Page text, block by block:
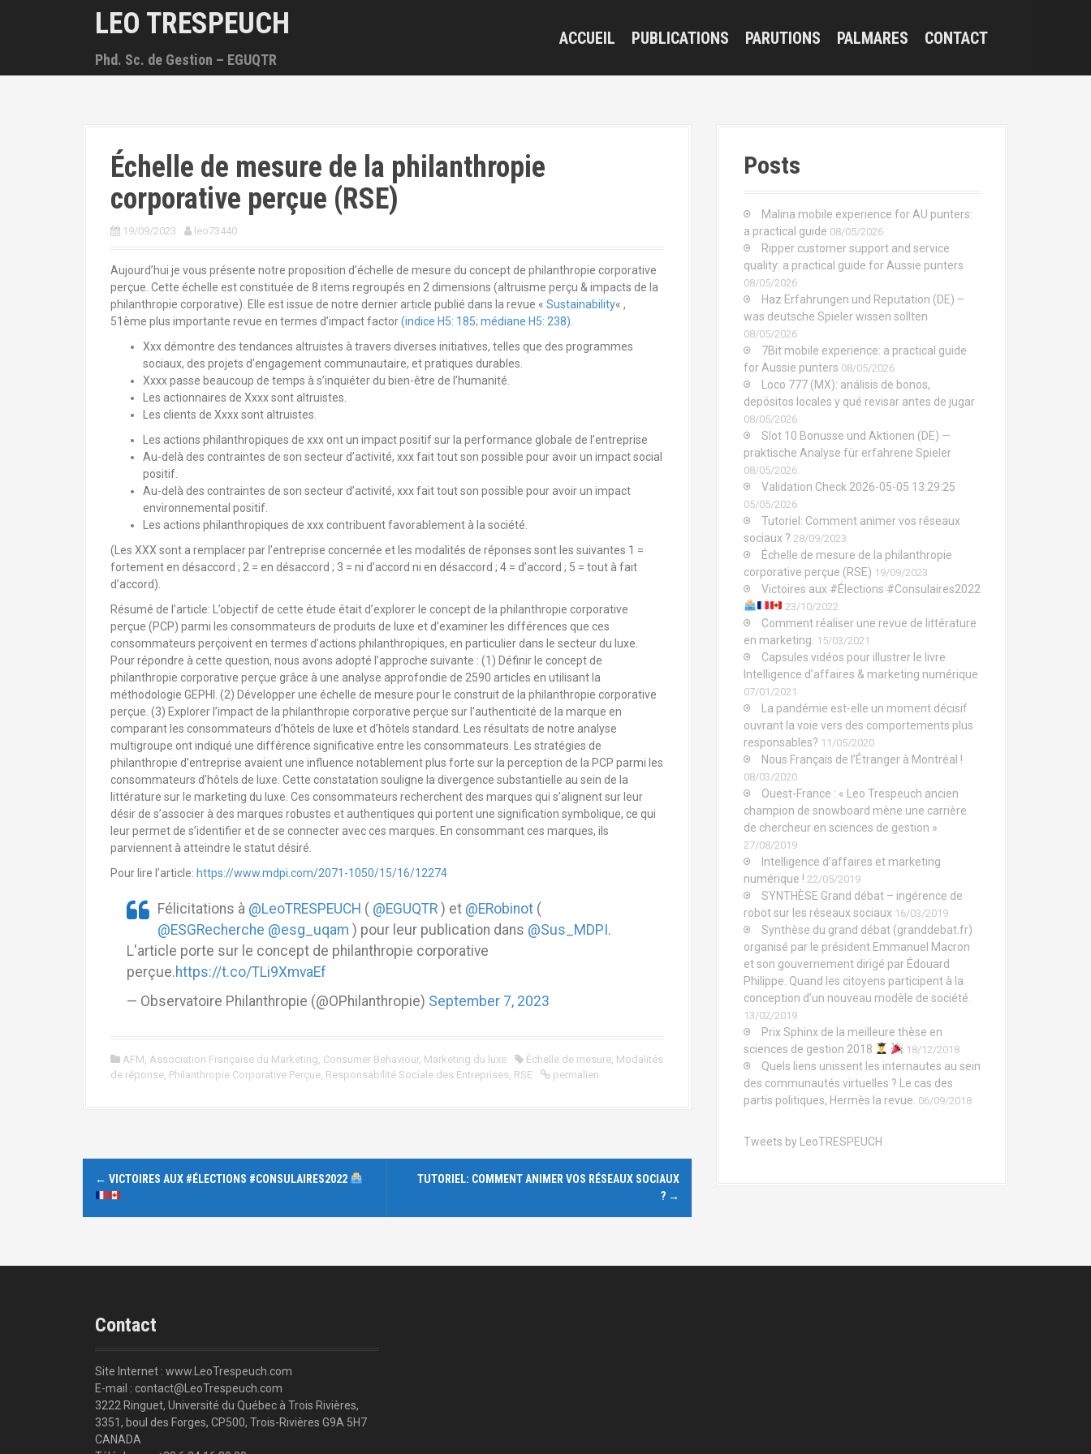
r
LEO TRESPEUCH
Phd. Sc. de Gestion – EGUQTR
ACCUEIL PUBLICATIONS PARUTIONS PALMARES CONTACT
Échelle de mesure de la philanthropie
corporative perçue (RSE)
19/09/2023 leo73440
Aujourd’hui je vous présente notre proposition d’échelle de mesure du concept de philanthropie corporative
perçue. Cette échelle est constituée de 8 items regroupés en 2 dimensions (altruisme perçu & impacts de la
philanthropie corporative). Elle est issue de notre dernier article publié dans la revue « Sustainability« ,
51ème plus importante revue en termes d’impact factor(indice H5: 185; médiane H5: 238).
Xxx démontre des tendances altruistes à travers diverses initiatives, telles que des programmes
sociaux, des projets d’engagement communautaire, et pratiques durables.
Xxxx passe beaucoup de temps à s’inquiéter du bien-être de l’humanité.
Les actionnaires de Xxxx sont altruistes.
Les clients de Xxxx sont altruistes.
Les actions philanthropiques de xxx ont un impact positif sur la performance globale de l’entreprise
Au-delà des contraintes de son secteur d’activité, xxx fait tout son possible pour avoir un impact social
positif.
Au-delà des contraintes de son secteur d’activité, xxx fait tout son possible pour avoir un impact
environnemental positif.
Les actions philanthropiques de xxx contribuent favorablement à la société.
(Les XXX sont a remplacer par l’entreprise concernée et les modalités de réponses sont les suivantes 1 =
fortement en désaccord ; 2 = en désaccord ; 3 = ni d’accord ni en désaccord ; 4 = d’accord ; 5 = tout à fait
d’accord).
Résumé de l’article: L’objectif de cette étude était d’explorer le concept de la philanthropie corporative
perçue (PCP) parmi les consommateurs de produits de luxe et d’examiner les différences que ces
consommateurs perçoivent en termes d’actions philanthropiques, en particulier dans le secteur du luxe.
Pour répondre à cette question, nous avons adopté l’approche suivante : (1) Définir le concept de
philanthropie corporative perçue grâce à une analyse approfondie de 2590 articles en utilisant la
méthodologie GEPHI. (2) Développer une échelle de mesure pour le construit de la philanthropie corporative
perçue. (3) Explorer l’impact de la philanthropie corporative perçue sur l’authenticité de la marque en
comparant les consommateurs d’hôtels de luxe et d’hôtels standard. Les résultats de notre analyse
multigroupe ont indiqué une différence significative entre les consommateurs. Les stratégies de
philanthropie d’entreprise avaient une influence notablement plus forte sur la perception de la PCP parmi les
consommateurs d’hôtels de luxe. Cette constatation souligne la divergence substantielle au sein de la
littérature sur le marketing du luxe. Ces consommateurs recherchent des marques qui s’alignent sur leur
désir de s’associer à des marques robustes et authentiques qui portent une signification symbolique, ce qui
leur permet de s’identifier et de se connecter avec ces marques. En consommant ces marques, ils
parviennent à atteindre le statut désiré.
Pour lire l’article: https://www.mdpi.com/2071-1050/15/16/12274
Félicitations à @LeoTRESPEUCH ( @EGUQTR ) et @ERobinot (
@ESGRecherche @esg_uqam ) pour leur publication dans @Sus_MDPI .
L'article porte sur le concept de philanthropie corporative
perçue.https://t.co/TLi9XmvaEf
— Observatoire Philanthropie (@OPhilanthropie) September 7, 2023
AFM, Association Française du Marketing, Consumer Behaviour, Marketing du luxe Échelle de mesure, Modalités
de réponse, Philanthropie Corporative Perçue, Responsabilité Sociale des Entreprises, RSE permalien
N
i
← VICTOIRES AUX #ÉLECTIONS #CONSULAIRES2022
TUTORIEL: COMMENT ANIMER VOS RÉSEAUX SOCIAUX
? →
Posts
Malina mobile experience for AU punters:
a practical guide 08/05/2026
Ripper customer support and service
quality: a practical guide for Aussie punters
08/05/2026
Haz Erfahrungen und Reputation (DE) –
was deutsche Spieler wissen sollten
08/05/2026
7Bit mobile experience: a practical guide
for Aussie punters 08/05/2026
Loco 777 (MX): análisis de bonos,
depósitos locales y qué revisar antes de jugar
08/05/2026
Slot 10 Bonusse und Aktionen (DE) —
praktische Analyse für erfahrene Spieler
08/05/2026
Validation Check 2026-05-05 13:29:25
05/05/2026
Tutoriel: Comment animer vos réseaux
sociaux ? 28/09/2023
Échelle de mesure de la philanthropie
corporative perçue (RSE) 19/09/2023
Victoires aux #Élections #Consulaires2022
23/10/2022
Comment réaliser une revue de littérature
en marketing. 15/03/2021
Capsules vidéos pour illustrer le livre
Intelligence d’affaires & marketing numérique
07/01/2021
La pandémie est-elle un moment décisif
ouvrant la voie vers des comportements plus
responsables? 11/05/2020
Nous Français de l’Étranger à Montréal !
08/03/2020
Ouest-France : « Leo Trespeuch ancien
champion de snowboard mène une carrière
de chercheur en sciences de gestion »
27/08/2019
Intelligence d’affaires et marketing
numérique ! 22/05/2019
SYNTHÈSE Grand débat – ingérence de
robot sur les réseaux sociaux 16/03/2019
Synthèse du grand débat (granddebat.fr)
organisé par le président Emmanuel Macron
et son gouvernement dirigé par Édouard
Philippe. Quand les citoyens participent à la
conception d’un nouveau modèle de société.
13/02/2019
Prix Sphinx de la meilleure thèse en
sciences de gestion 2018
18/12/2018
Quels liens unissent les internautes au sein
des communautés virtuelles ? Le cas des
partis politiques, Hermès la revue. 06/09/2018
Tweets by LeoTRESPEUCH
Contact
Site Internet : www.LeoTrespeuch.com
E-mail : contact@LeoTrespeuch.com
3222 Ringuet, Université du Québec à Trois Rivières,
3351, boul des Forges, CP500, Trois-Rivières G9A 5H7
CANADA